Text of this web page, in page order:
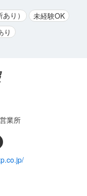
り）
未経験OK
り
業所